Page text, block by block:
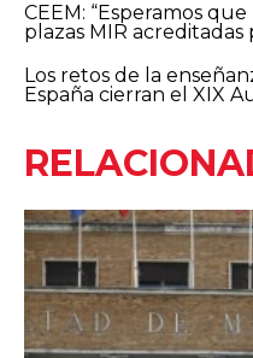
CEEM: “Esperamos
plazas MIR acreditadas
Los retos de la
España cierran el XIX